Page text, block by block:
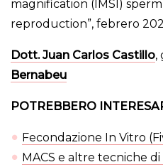
magnification (IMSI)
reproduction”, febrero
Dott. Juan Carlos Castillo,
Bernabeu
POTREBBERO
Fecondazione In Vitro
MACS e altre tecniche